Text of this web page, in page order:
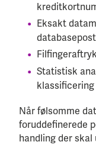
Eksakt
Filfingeraftryk
Statistisk
Når følsomme
foruddefinerede
handling der